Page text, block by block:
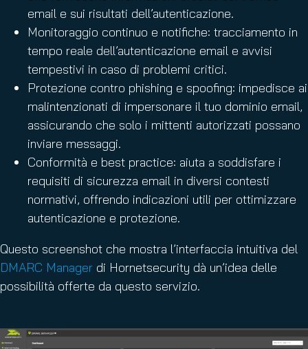
email e sui risultati dell’autenticazione.
Monitoraggio continuo e notifiche: tracciamento in
tempo reale dell’autenticazione email e avvisi
tempestivi in caso di problemi critici.
Protezione contro phishing e spoofing: impedisce ai
malintenzionati di impersonare il tuo dominio email,
assicurando che solo i mittenti autorizzati possano
inviare messaggi.
Conformità e best practice: aiuta a soddisfare i
requisiti di sicurezza email in diversi contesti
normativi, offrendo indicazioni utili per ottimizzare
autenticazione e protezione.
Questo screenshot che mostra l’interfaccia intuitiva del
DMARC Manager di Hornetsecurity dà un’idea delle
possibilità offerte da questo servizio.